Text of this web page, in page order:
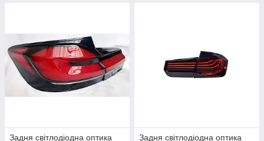
Задня світлодіодна оптика
Задня світлодіодна оптика